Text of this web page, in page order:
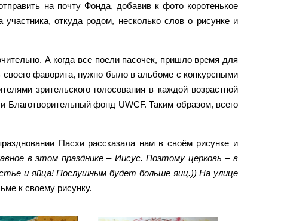
на почту Фонда, добавив к фото коротенькое
откуда родом, несколько слов о рисунке и
А когда все поели пасочек, пришло время для
фаворита, нужно было в альбоме с конкурсными
зрительского голосования в каждой возрастной
фонд UWCF. Таким образом, всего
Пасхи рассказала нам в своём рисунке и
в этом празднике – Иисус. Поэтому церковь – в
и яйца! Послушным будет больше яиц.)) На улице
к своему рисунку.